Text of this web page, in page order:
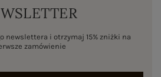
newslettera i otrzymaj 15% zniżki na
zamówienie